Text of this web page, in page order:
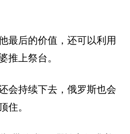
最后的价值，还可以利用
推上祭台。
会持续下去，俄罗斯也会
住。